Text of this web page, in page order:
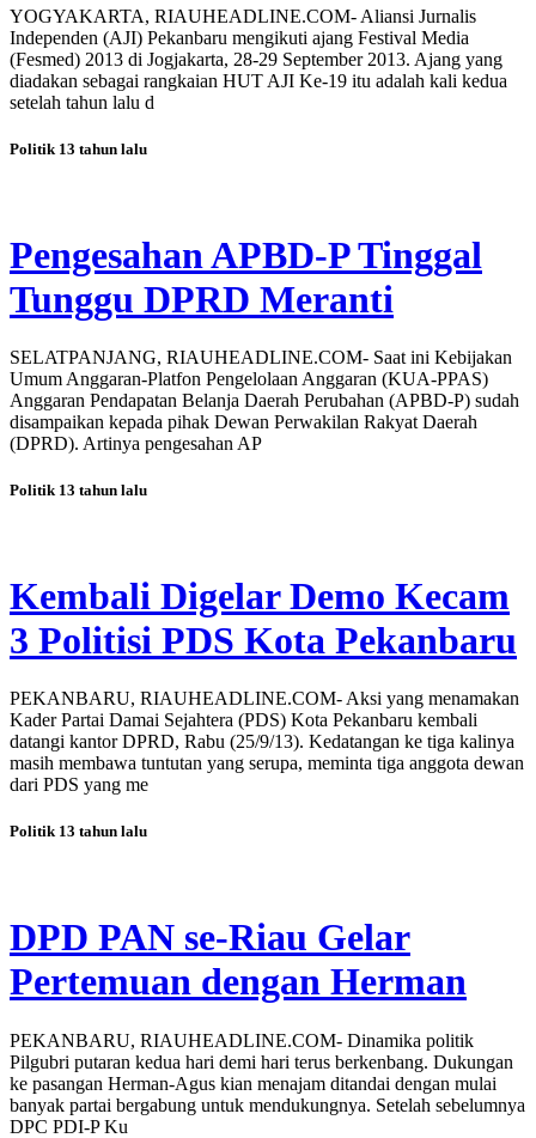
YOGYAKARTA, RIAUHEADLINE.COM- Aliansi Jurnalis
Independen (AJI) Pekanbaru mengikuti ajang Festival Media
(Fesmed) 2013 di Jogjakarta, 28-29 September 2013. Ajang yang
diadakan sebagai rangkaian HUT AJI Ke-19 itu adalah kali kedua
setelah tahun lalu d
Politik 13 tahun lalu
Pengesahan APBD-P Tinggal
Tunggu DPRD Meranti
SELATPANJANG, RIAUHEADLINE.COM- Saat ini Kebijakan
Umum Anggaran-Platfon Pengelolaan Anggaran (KUA-PPAS)
Anggaran Pendapatan Belanja Daerah Perubahan (APBD-P) sudah
disampaikan kepada pihak Dewan Perwakilan Rakyat Daerah
(DPRD). Artinya pengesahan AP
Politik 13 tahun lalu
Kembali Digelar Demo Kecam
3 Politisi PDS Kota Pekanbaru
PEKANBARU, RIAUHEADLINE.COM- Aksi yang menamakan
Kader Partai Damai Sejahtera (PDS) Kota Pekanbaru kembali
datangi kantor DPRD, Rabu (25/9/13). Kedatangan ke tiga kalinya
masih membawa tuntutan yang serupa, meminta tiga anggota dewan
dari PDS yang me
Politik 13 tahun lalu
DPD PAN se-Riau Gelar
Pertemuan dengan Herman
PEKANBARU, RIAUHEADLINE.COM- Dinamika politik
Pilgubri putaran kedua hari demi hari terus berkenbang. Dukungan
ke pasangan Herman-Agus kian menajam ditandai dengan mulai
banyak partai bergabung untuk mendukungnya. Setelah sebelumnya
DPC PDI-P Ku